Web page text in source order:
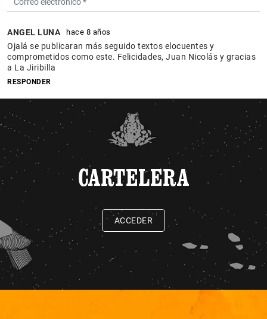
ANGEL LUNA hace 8 años
Ojalá se publicaran más seguido textos elocuentes y
comprometidos como este. Felicidades, Juan Nicolás y gracias
a La Jiribilla
RESPONDER
CARTELERA
ACCEDER